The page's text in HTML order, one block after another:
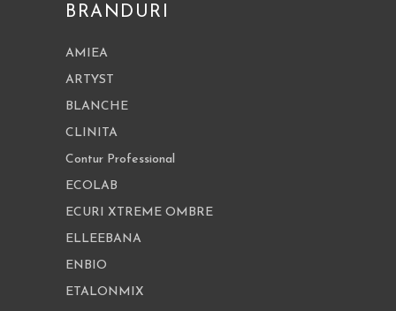
BRANDURI
AMIEA
ARTYST
BLANCHE
CLINITA
Contur Professional
ECOLAB
ECURI XTREME OMBRE
ELLEEBANA
ENBIO
ETALONMIX